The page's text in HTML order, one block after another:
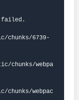
failed.
chunks/6739-
chunks/webpa
webpac